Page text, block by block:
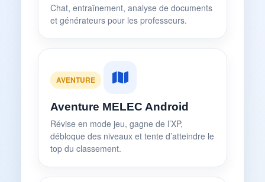
Chat, entraînement, analyse de documents
et générateurs pour les professeurs.
AVENTURE
Aventure MELEC Android
Révise en mode jeu, gagne de l’XP,
débloque des niveaux et tente d’atteindre le
top du classement.